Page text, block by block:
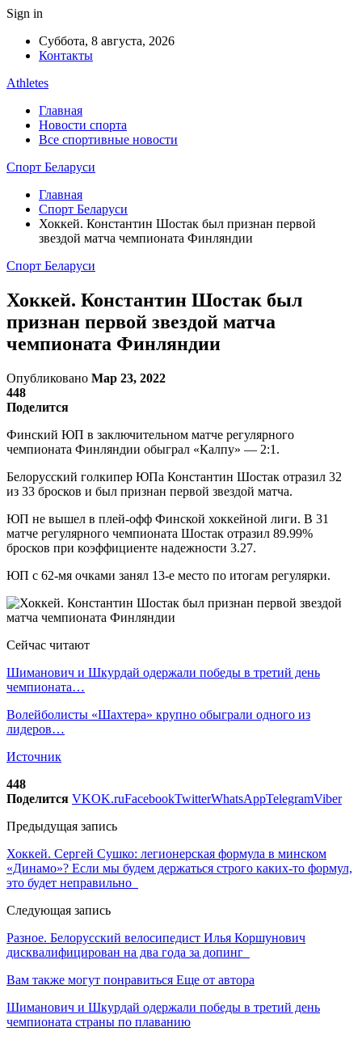
Sign in
Суббота, 8 августа, 2026
Контакты
Athletes
Главная
Новости спорта
Все спортивные новости
Спорт Беларуси
Главная
Спорт Беларуси
Хоккей. Константин Шостак был признан первой
звездой матча чемпионата Финляндии
Спорт Беларуси
Хоккей. Константин Шостак был
признан первой звездой матча
чемпионата Финляндии
Опубликовано Мар 23, 2022
448
Поделится
Финский ЮП в заключительном матче регулярного
чемпионата Финляндии обыграл «Калпу» — 2:1.
Белорусский голкипер ЮПа Константин Шостак отразил 32
из 33 бросков и был признан первой звездой матча.
ЮП не вышел в плей-офф Финской хоккейной лиги. В 31
матче регулярного чемпионата Шостак отразил 89.99%
бросков при коэффициенте надежности 3.27.
ЮП с 62-мя очками занял 13-е место по итогам регулярки.
Сейчас читают
Шиманович и Шкурдай одержали победы в третий день
чемпионата…
Волейболисты «Шахтера» крупно обыграли одного из
лидеров…
Источник
448
Поделится VKOK.ruFacebookTwitterWhatsAppTelegramViber
Предыдущая запись
Хоккей. Сергей Сушко: легионерская формула в минском
«Динамо»? Если мы будем держаться строго каких-то формул,
это будет неправильно
Следующая запись
Разное. Белорусский велосипедист Илья Коршунович
дисквалифицирован на два года за допинг
Вам также могут понравиться Еще от автора
Шиманович и Шкурдай одержали победы в третий день
чемпионата страны по плаванию